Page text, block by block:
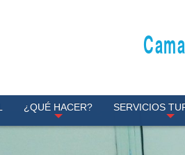
¿QUÉ HACER? SERVICIOS